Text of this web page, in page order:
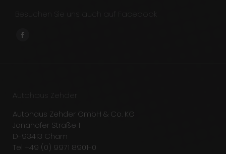
Besuchen Sie uns auch auf Facebook
Finden Sie uns auf:
Facebook
new
Autohaus Zehder
Autohaus Zehder GmbH & Co. KG
Janahofer Straße 1
D-93413 Cham
Tel +49 (0) 9971 8901-0